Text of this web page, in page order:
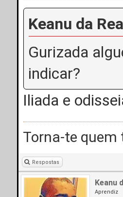
Keanu da
Gurizada
indicar?
Iliada e
Torna-te quem
Respostas
Keanu
Aprendiz